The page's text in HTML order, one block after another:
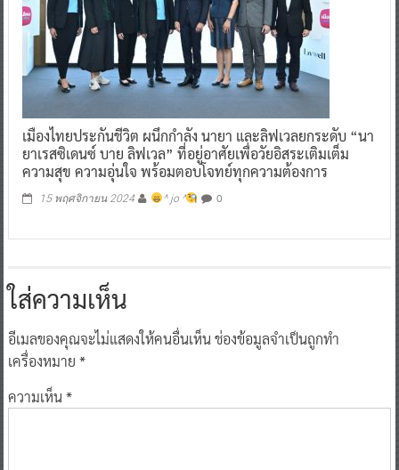
เมืองไทยประกันชีวิต ผนึกกำลัง นายา และลิฟเวลยกระดับ “นา
ยาเรสซิเดนซ์ บาย ลิฟเวล” ที่อยู่อาศัยเพื่อวัยอิสระเติมเต็ม
ความสุข ความอุ่นใจ พร้อมตอบโจทย์ทุกความต้องการ
15 พฤศจิกายน 2024 ^ jo ^ 0
ใส่ความเห็น
อีเมลของคุณจะไม่แสดงให้คนอื่นเห็นช่องข้อมูลจำเป็นถูกทำ
เครื่องหมาย *
ความเห็น*